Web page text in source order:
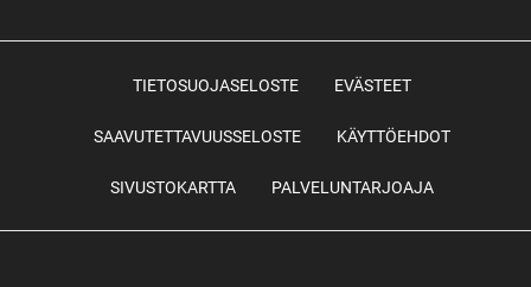
TIETOSUOJASELOSTE EVÄSTEET
SAAVUTETTAVUUSSELOSTE KÄYTTÖEHDOT
SIVUSTOKARTTA PALVELUNTARJOAJA